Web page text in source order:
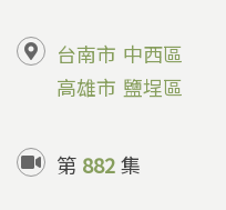
台南市 中西區
高雄市 鹽埕區
第 882集